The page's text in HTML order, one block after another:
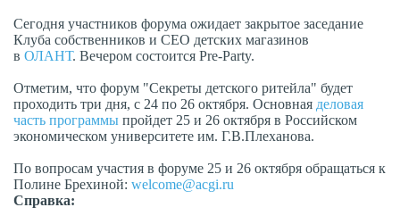
Сегодня участников форума ожидает закрытое заседание
Клуба собственников и СЕО детских магазинов
в ОЛАНТ. Вечером состоится Pre-Party.
Отметим, что форум "Секреты детского ритейла" будет
проходить три дня, с 24 по 26 октября. Основная деловая
часть программы пройдет 25 и 26 октября в Российском
экономическом университете им. Г.В.Плеханова.
По вопросам участия в форуме 25 и 26 октября обращаться к
Полине Брехиной: welcome@acgi.ru
Справка: